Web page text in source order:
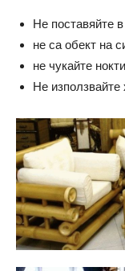
Не поставяйте
не са обект на
не чукайте
Не използвайте